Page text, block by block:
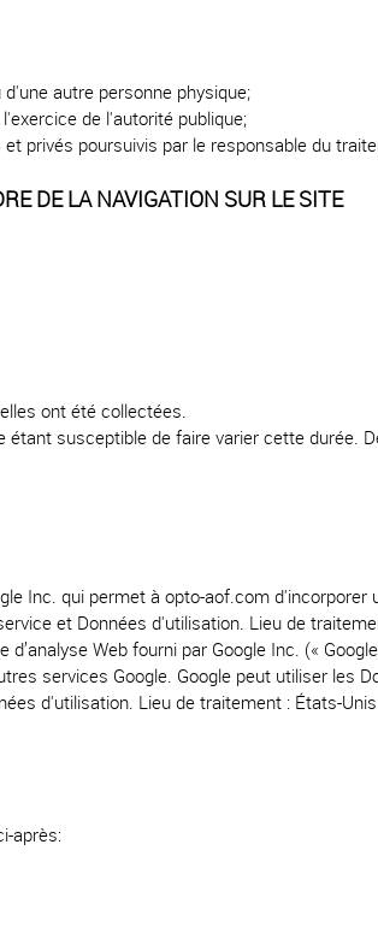
autre personne physique;
de l'autorité publique;
privés poursuivis par le responsable du
DE LA NAVIGATION SUR LE SITE
ont été collectées.
susceptible de faire varier cette durée.
Inc. qui permet à opto-aof.com
et Données d'utilisation. Lieu de
Web fourni par Google Inc. («
services Google. Google peut utiliser les
d'utilisation. Lieu de traitement : États-
après: